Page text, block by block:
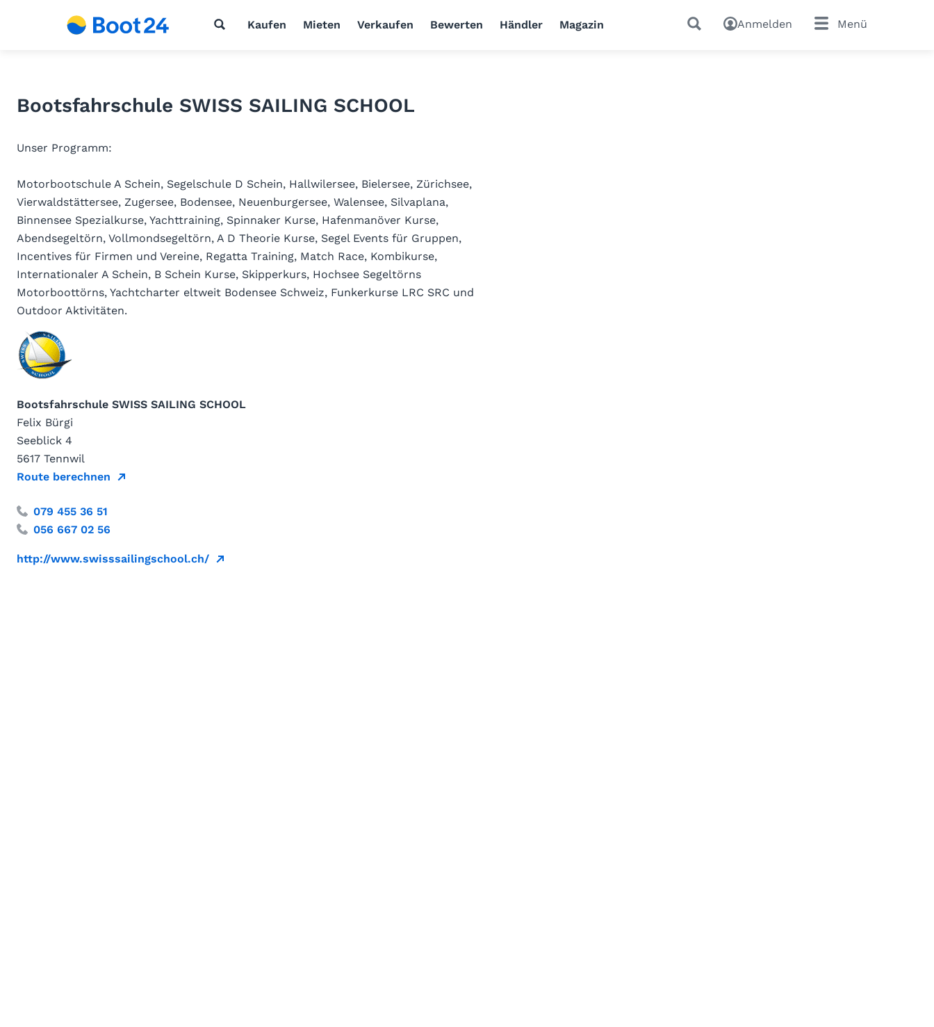
Kaufen Mieten Verkaufen Bewerten Händler Magazin Anmelden Menü
Bootsfahrschule SWISS SAILING SCHOOL
Unser Programm:
Motorbootschule A Schein, Segelschule D Schein, Hallwilersee, Bielersee, Zürichsee,
Vierwaldstättersee, Zugersee, Bodensee, Neuenburgersee, Walensee, Silvaplana,
Binnensee Spezialkurse, Yachttraining, Spinnaker Kurse, Hafenmanöver Kurse,
Abendsegeltörn, Vollmondsegeltörn, A D Theorie Kurse, Segel Events für Gruppen,
Incentives für Firmen und Vereine, Regatta Training, Match Race, Kombikurse,
Internationaler A Schein, B Schein Kurse, Skipperkurs, Hochsee Segeltörns
Motorboottörns, Yachtcharter eltweit Bodensee Schweiz, Funkerkurse LRC SRC und
Outdoor Aktivitäten.
Bootsfahrschule SWISS SAILING SCHOOL
Felix Bürgi
Seeblick 4
5617 Tennwil
Route berechnen
079 455 36 51
056 667 02 56
http://www.swisssailingschool.ch/